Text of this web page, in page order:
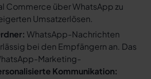
Commerce über WhatsApp zu
Umsatzerlösen.
WhatsApp-Nachrichten
bei den Empfängern an. Das
Marketing-
Kommunikation: